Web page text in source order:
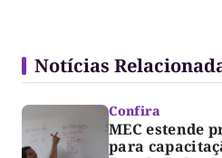
Notícias
Confira
MEC estende
para